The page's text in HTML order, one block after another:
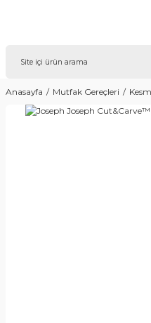
Anasayfa Mutfak Gereçleri